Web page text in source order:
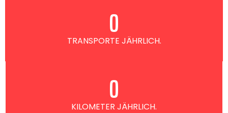
TRANSPORTE JÄHRLICH.
0
KILOMETER JÄHRLICH.
0